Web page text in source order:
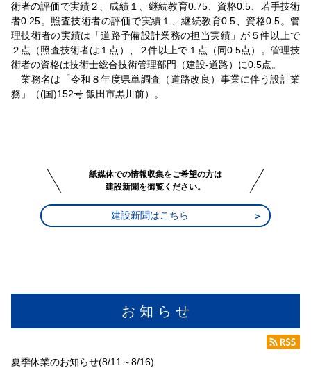
お 知 ら せ
夏季休業のお知らせ(8/11～8/16)
術者の評価で実績２、成績１、継続教育0.75、資格0.5、若手技術
者0.25。照査技術者の評価で実績１、継続教育0.5、資格0.5。管
理技術者の実績は「道路予備設計業務の担当実績」が５件以上で
２点（照査技術者は１点）、２件以上で１点（同0.5点）。管理技
術者の資格は技術士総合技術管理部門（建設-道路）に0.5点。
業務名は「令和８年度県単調査（道路改良）事業に伴う設計業
務」（(国)152号 飯田市黒川前）。
紙媒体での情報収集をご希望の方は
建設新聞を御覧ください。
建設新聞はこちら